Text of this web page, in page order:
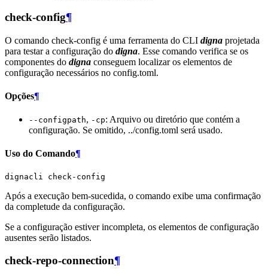
check-config¶
O comando check-config é uma ferramenta do CLI digna projetada
para testar a configuração do digna. Esse comando verifica se os
componentes do digna conseguem localizar os elementos de
configuração necessários no config.toml.
Opções¶
--configpath, -cp: Arquivo ou diretório que contém a
configuração. Se omitido, ../config.toml será usado.
Uso do Comando¶
dignacli
Após a execução bem-sucedida, o comando exibe uma confirmação
da completude da configuração.
Se a configuração estiver incompleta, os elementos de configuração
ausentes serão listados.
check-repo-connection¶